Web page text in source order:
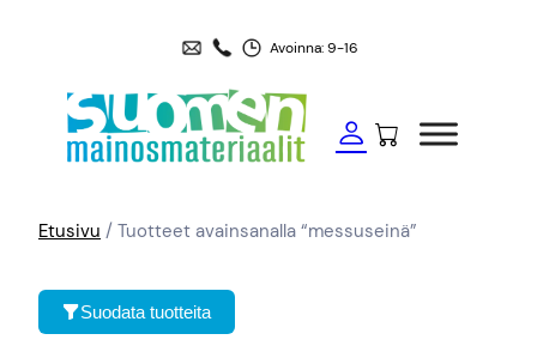
Avoinna: 9-16
Suodata tuotteita
Etusivu / Tuotteet avainsanalla “messuseinä”